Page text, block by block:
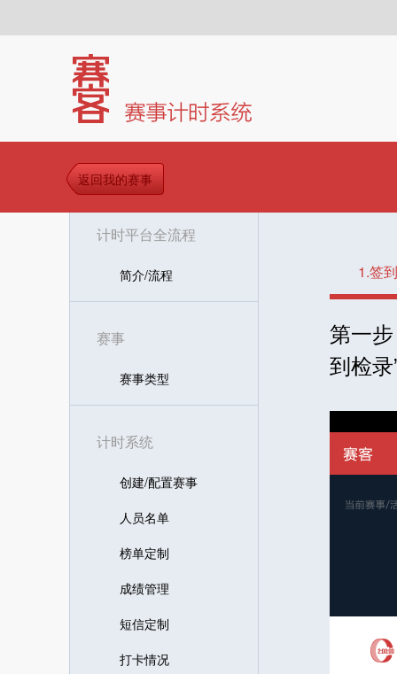
返回我的赛事
计时平台全流程
简介/流程
赛事
赛事类型
计时系统
创建/配置赛事
人员名单
榜单定制
成绩管理
短信定制
打卡情况
1.签
第一
到检